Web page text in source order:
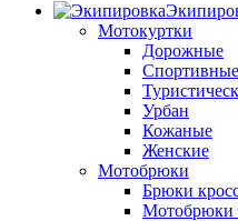
Мотокуртки
Дорожные
Спортивные
Урбан
Кожаные
Женские
Мотобрюки
Брюки
Мотобрюки